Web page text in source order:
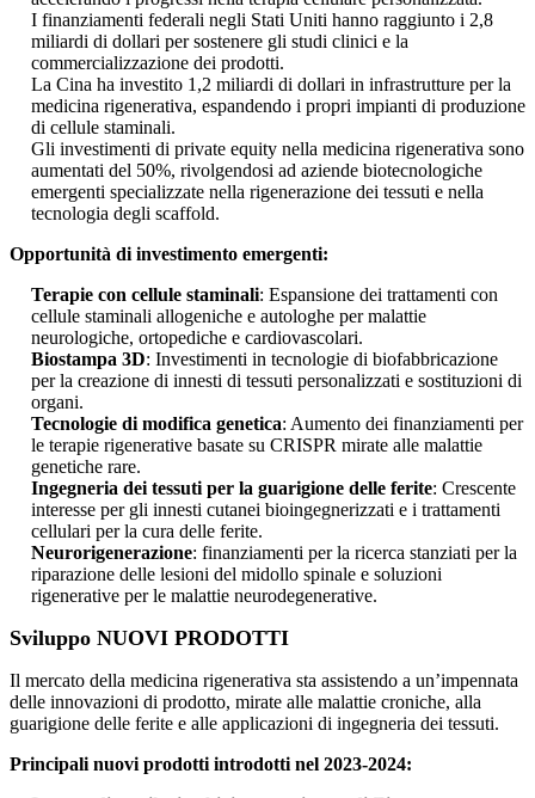
I finanziamenti federali negli Stati Uniti hanno raggiunto i 2,8
miliardi di dollari per sostenere gli studi clinici e la
commercializzazione dei prodotti.
La Cina ha investito 1,2 miliardi di dollari in infrastrutture per la
medicina rigenerativa, espandendo i propri impianti di produzione
di cellule staminali.
Gli investimenti di private equity nella medicina rigenerativa sono
aumentati del 50%, rivolgendosi ad aziende biotecnologiche
emergenti specializzate nella rigenerazione dei tessuti e nella
tecnologia degli scaffold.
Opportunità di investimento emergenti:
Terapie con cellule staminali: Espansione dei trattamenti con
cellule staminali allogeniche e autologhe per malattie
neurologiche, ortopediche e cardiovascolari.
Biostampa 3D: Investimenti in tecnologie di biofabbricazione
per la creazione di innesti di tessuti personalizzati e sostituzioni di
organi.
Tecnologie di modifica genetica: Aumento dei finanziamenti per
le terapie rigenerative basate su CRISPR mirate alle malattie
genetiche rare.
Ingegneria dei tessuti per la guarigione delle ferite: Crescente
interesse per gli innesti cutanei bioingegnerizzati e i trattamenti
cellulari per la cura delle ferite.
Neurorigenerazione: finanziamenti per la ricerca stanziati per la
riparazione delle lesioni del midollo spinale e soluzioni
rigenerative per le malattie neurodegenerative.
Sviluppo NUOVI PRODOTTI
Il mercato della medicina rigenerativa sta assistendo a un’impennata
delle innovazioni di prodotto, mirate alle malattie croniche, alla
guarigione delle ferite e alle applicazioni di ingegneria dei tessuti.
Principali nuovi prodotti introdotti nel 2023-2024: